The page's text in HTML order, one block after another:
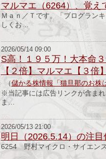
マルマエ（6264）、覚え
Ｍａｎ／Ｔです。「ブログラン
しくお…
2026/05/14 09:00
S高！１９５万！大本命
【２倍】マルマエ【３倍
（儲かる株情報「猫旦那のお株
※当記事には広告リンクが含ま
ま…
2026/05/13 21:00
明日（2026.5.14）の注目
6254 野村マイクロ・サイエン